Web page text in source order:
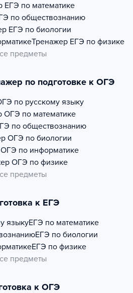
ЕГЭ по математике
по обществознанию
ЕГЭ по биологии
Тренажер ЕГЭ по физике
предметы
по подготовке к ОГЭ
по русскому языку
ОГЭ по математике
по обществознанию
ОГЭ по биологии
ОГЭ по информатике
ОГЭ по физике
предметы
к ЕГЭ
языкуЕГЭ по математике
ЕГЭ по биологии
ЕГЭ по физике
предметы
к ОГЭ